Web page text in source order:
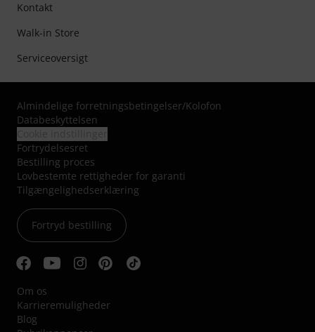
Kontakt
Walk-in Store
Serviceoversigt
Almindelige forretningsbetingelser/Kolofon
Databeskyttelsen
Fortrydelsesret
Bestilling proces
Lovbestemte rettigheder for garanti
Tilgængelighedserklæring
Fortryd bestilling
Om os
Karrieremuligheder
Blog